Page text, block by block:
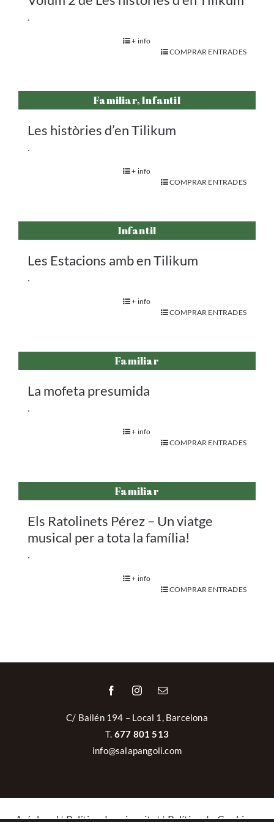
.
+ info
COMPRAR ENTRADES
Familiar, Infantil
Les històries d’en Tilikum
.
+ info
COMPRAR ENTRADES
Infantil
Les Estacions amb en Tilikum
.
+ info
COMPRAR ENTRADES
Familiar
La mofeta presumida
.
+ info
COMPRAR ENTRADES
Familiar
Els Ratolinets Pérez – Un viatge
musical per a tota la família!
.
+ info
COMPRAR ENTRADES
C/ Bailén 194 – Local 1, Barcelona
T. 677 801 513
info@salapangoli.com